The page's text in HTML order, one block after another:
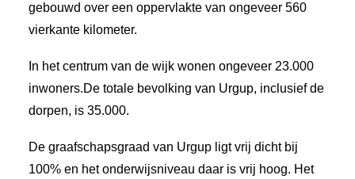
gebouwd over een oppervlakte van ongeveer 560
vierkante kilometer.
In het centrum van de wijk wonen ongeveer 23.000
inwoners.De totale bevolking van Urgup, inclusief de
dorpen, is 35.000.
De graafschapsgraad van Urgup ligt vrij dicht bij
100% en het onderwijsniveau daar is vrij hoog. Het